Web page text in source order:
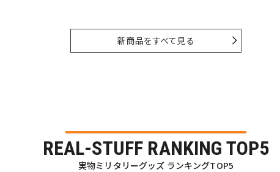
新商品をすべて見る
REAL-STUFF RANKING TOP5
実物ミリタリーグッズ ランキングTOP5